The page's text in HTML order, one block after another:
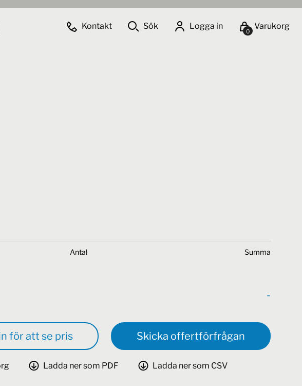
Kontakt Sök Logga in Varukorg
0
Antal Summa
-
för att se pris Skicka offertförfrågan
Ladda ner som PDF Ladda ner som CSV